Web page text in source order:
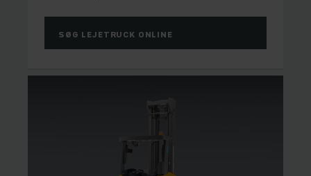
SØG LEJETRUCK ONLINE